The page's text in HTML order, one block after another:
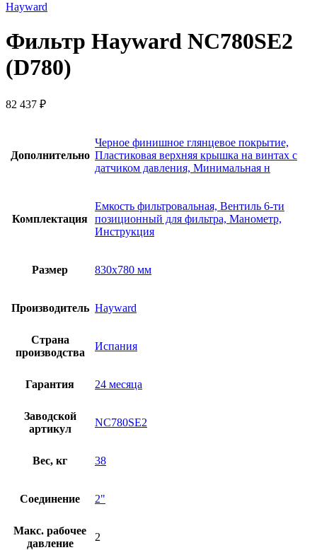
Hayward
Фильтр Hayward NC780SE2
(D780)
82 437 ₽
Дополнительно
Черное финишное глянцевое покрытие,
Пластиковая верхняя крышка на винтах с
датчиком давления, Минимальная н
Комплектация
Емкость фильтровальная, Вентиль 6-ти
позиционный для фильтра, Манометр,
Инструкция
Размер 830х780 мм
Производитель Hayward
Страна
производства
Испания
Гарантия 24 месяца
Заводской
артикул
NC780SE2
Вес, кг 38
Соединение 2"
Макс. рабочее
давление
2